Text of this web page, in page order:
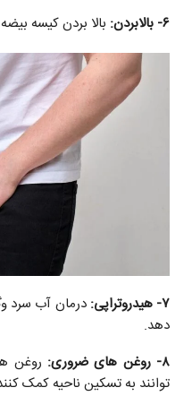
۶- بالابردن:
بالا بردن کیسه
۷- هیدروتراپی:
درمان آب سرد
دهد.
۸- روغن های ضروری:
روغن
توانند به تسکین ناحیه کمک